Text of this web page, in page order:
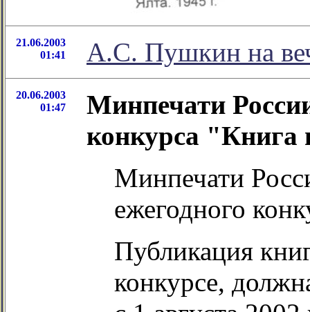
21.06.2003
01:41
А.С. Пушкин на
20.06.2003
01:47
Минпечати
конкурса "Книга
Минпечати
ежегодного
Публикация
конкурсе,